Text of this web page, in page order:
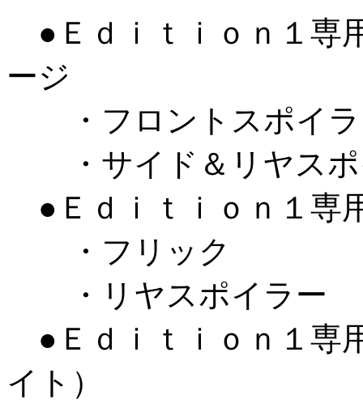
●Ｅｄｉｔｉｏｎ１専
ージ
・フロントスポイラ
・サイド＆リヤスポ
●Ｅｄｉｔｉｏｎ１専
・フリック
・リヤスポイラー
●Ｅｄｉｔｉｏｎ１専
イト）